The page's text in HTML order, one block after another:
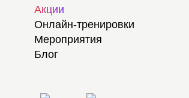
Акции
Онлайн-тренировки
Мероприятия
Блог